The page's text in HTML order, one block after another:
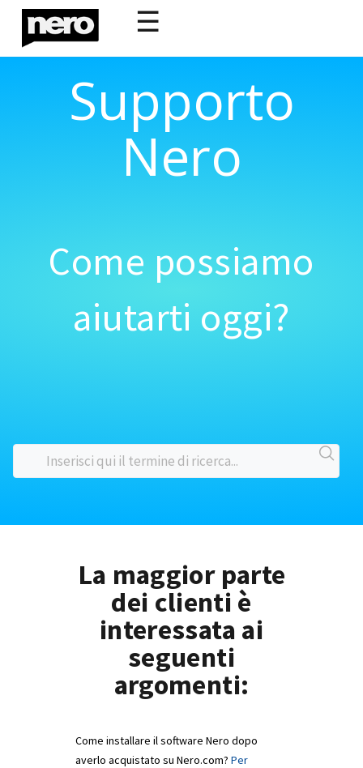
☰
Supporto
Nero
Come possiamo
aiutarti oggi?
La maggior parte
dei clienti è
interessata ai
seguenti
argomenti:
Come installare il software Nero dopo
averlo acquistato su Nero.com? Per